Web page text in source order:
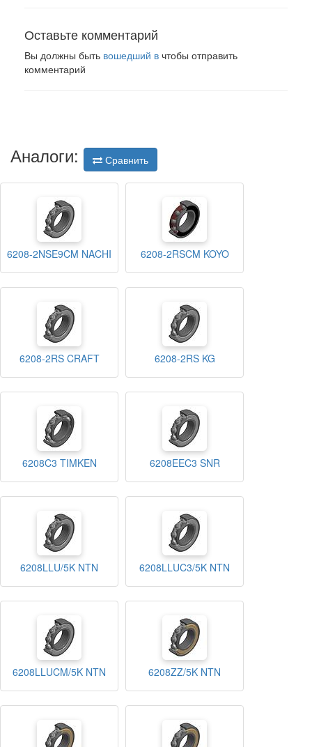
Оставьте комментарий
Вы должны быть вошедший в чтобы отправить
комментарий
Аналоги: Сравнить
6208-2NSE9CM NACHI 6208-2RSCM KOYO
6208-2RS CRAFT 6208-2RS KG
6208C3 TIMKEN 6208EEC3 SNR
6208LLU/5K NTN 6208LLUC3/5K NTN
6208LLUCM/5K NTN 6208ZZ/5K NTN